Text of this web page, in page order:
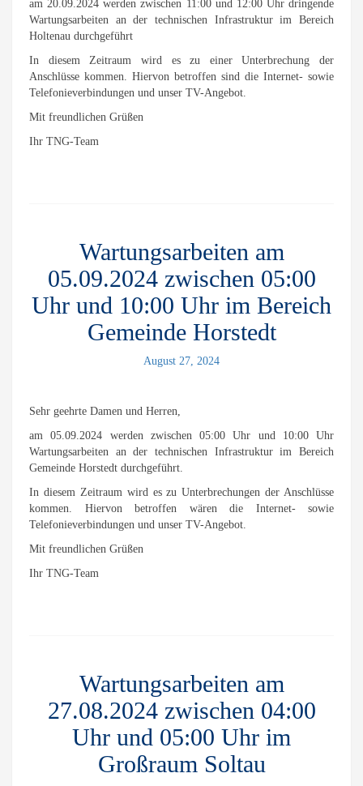
am 20.09.2024 werden zwischen 11:00 und 12:00 Uhr dringende
Wartungsarbeiten an der technischen Infrastruktur im Bereich
Holtenau durchgeführt
In diesem Zeitraum wird es zu einer Unterbrechung der
Anschlüsse kommen. Hiervon betroffen sind die Internet- sowie
Telefonieverbindungen und unser TV-Angebot.
Mit freundlichen Grüßen
Ihr TNG-Team
Wartungsarbeiten am
05.09.2024 zwischen 05:00
Uhr und 10:00 Uhr im Bereich
Gemeinde Horstedt
August 27, 2024
Sehr geehrte Damen und Herren,
am 05.09.2024 werden zwischen 05:00 Uhr und 10:00 Uhr
Wartungsarbeiten an der technischen Infrastruktur im Bereich
Gemeinde Horstedt durchgeführt.
In diesem Zeitraum wird es zu Unterbrechungen der Anschlüsse
kommen. Hiervon betroffen wären die Internet- sowie
Telefonieverbindungen und unser TV-Angebot.
Mit freundlichen Grüßen
Ihr TNG-Team
Wartungsarbeiten am
27.08.2024 zwischen 04:00
Uhr und 05:00 Uhr im
Großraum Soltau